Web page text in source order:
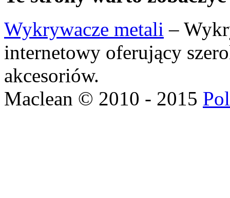
Wykrywacze metali –
internetowy oferujący
akcesoriów.
Maclean © 2010 - 2015